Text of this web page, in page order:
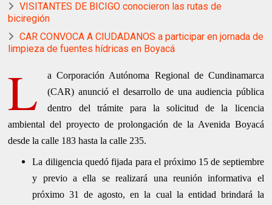
VISITANTES DE BICIGO conocieron las rutas de
biciregión
CAR CONVOCA A CIUDADANOS a participar en jornada de
limpieza de fuentes hídricas en Boyacá
L
a Corporación Autónoma Regional de Cundinamarca
(CAR) anunció el desarrollo de una audiencia pública
dentro del trámite para la solicitud de la licencia
ambiental del proyecto de prolongación de la Avenida Boyacá
desde la calle 183 hasta la calle 235.
La diligencia quedó fijada para el próximo 15 de septiembre
y previo a ella se realizará una reunión informativa el
próximo 31 de agosto, en la cual la entidad brindará la